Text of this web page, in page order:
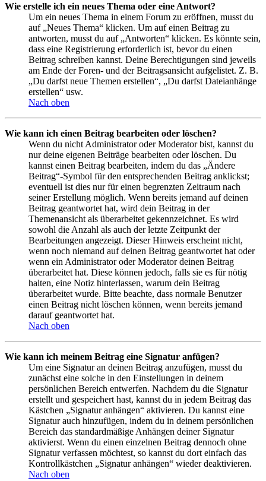
Wie erstelle ich ein neues Thema oder eine Antwort?
Um ein neues Thema in einem Forum zu eröffnen, musst du
auf „Neues Thema“ klicken. Um auf einen Beitrag zu
antworten, musst du auf „Antworten“ klicken. Es könnte sein,
dass eine Registrierung erforderlich ist, bevor du einen
Beitrag schreiben kannst. Deine Berechtigungen sind jeweils
am Ende der Foren- und der Beitragsansicht aufgelistet. Z. B.
„Du darfst neue Themen erstellen“, „Du darfst Dateianhänge
erstellen“ usw.
Nach oben
Wie kann ich einen Beitrag bearbeiten oder löschen?
Wenn du nicht Administrator oder Moderator bist, kannst du
nur deine eigenen Beiträge bearbeiten oder löschen. Du
kannst einen Beitrag bearbeiten, indem du das „Ändere
Beitrag“-Symbol für den entsprechenden Beitrag anklickst;
eventuell ist dies nur für einen begrenzten Zeitraum nach
seiner Erstellung möglich. Wenn bereits jemand auf deinen
Beitrag geantwortet hat, wird dein Beitrag in der
Themenansicht als überarbeitet gekennzeichnet. Es wird
sowohl die Anzahl als auch der letzte Zeitpunkt der
Bearbeitungen angezeigt. Dieser Hinweis erscheint nicht,
wenn noch niemand auf deinen Beitrag geantwortet hat oder
wenn ein Administrator oder Moderator deinen Beitrag
überarbeitet hat. Diese können jedoch, falls sie es für nötig
halten, eine Notiz hinterlassen, warum dein Beitrag
überarbeitet wurde. Bitte beachte, dass normale Benutzer
einen Beitrag nicht löschen können, wenn bereits jemand
darauf geantwortet hat.
Nach oben
Wie kann ich meinem Beitrag eine Signatur anfügen?
Um eine Signatur an deinen Beitrag anzufügen, musst du
zunächst eine solche in den Einstellungen in deinem
persönlichen Bereich entwerfen. Nachdem du die Signatur
erstellt und gespeichert hast, kannst du in jedem Beitrag das
Kästchen „Signatur anhängen“ aktivieren. Du kannst eine
Signatur auch hinzufügen, indem du in deinem persönlichen
Bereich das standardmäßige Anhängen deiner Signatur
aktivierst. Wenn du einen einzelnen Beitrag dennoch ohne
Signatur verfassen möchtest, so kannst du dort einfach das
Kontrollkästchen „Signatur anhängen“ wieder deaktivieren.
Nach oben